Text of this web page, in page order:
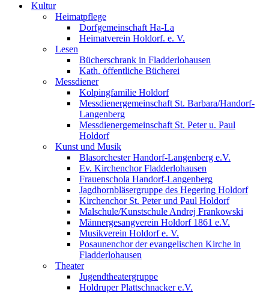
Kultur
Heimatpflege
Dorfgemeinschaft Ha-La
Heimatverein Holdorf. e. V.
Lesen
Bücherschrank in Fladderlohausen
Kath. öffentliche Bücherei
Messdiener
Kolpingfamilie Holdorf
Messdienergemeinschaft St. Barbara/Handorf-
Langenberg
Messdienergemeinschaft St. Peter u. Paul
Holdorf
Kunst und Musik
Blasorchester Handorf-Langenberg e.V.
Ev. Kirchenchor Fladderlohausen
Frauenschola Handorf-Langenberg
Jagdhornbläsergruppe des Hegering Holdorf
Kirchenchor St. Peter und Paul Holdorf
Malschule/Kunstschule Andrej Frankowski
Männergesangverein Holdorf 1861 e.V.
Musikverein Holdorf e. V.
Posaunenchor der evangelischen Kirche in
Fladderlohausen
Theater
Jugendtheatergruppe
Holdruper Plattschnacker e.V.